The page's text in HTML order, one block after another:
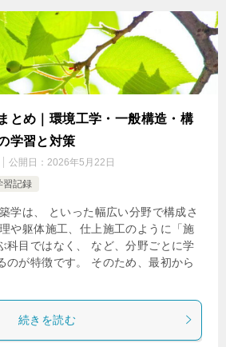
とめ｜環境工学・一般構造・構
学習と対策
公開日： 2026年5月22日
習記録
学は、 といった幅広い分野で構成さ
や躯体施工、仕上施工のように「施
科目ではなく、 など、分野ごとに学
のが特徴です。 そのため、最初から
続きを読む